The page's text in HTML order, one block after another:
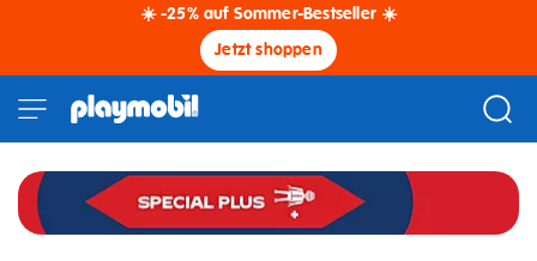
☀️ -25% auf Sommer-Bestseller ☀️
Jetzt shoppen